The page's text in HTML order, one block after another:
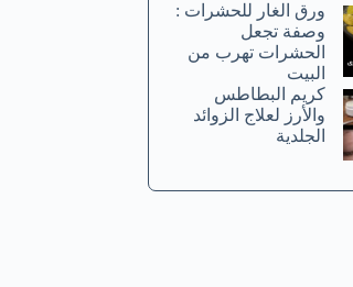
ورق الغار للحشرات :
وصفة تجعل
الحشرات تهرب من
البيت
كريم البطاطس
والأرز لعلاج الزوائد
الجلدية